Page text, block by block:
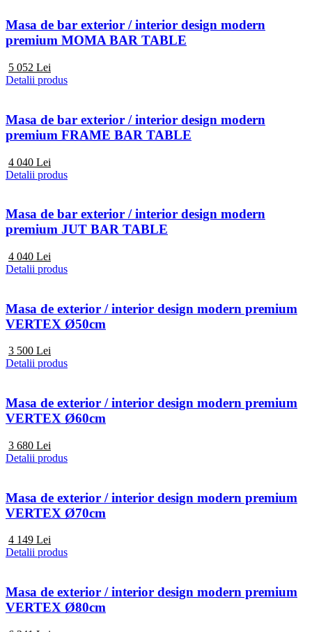
Masa de bar exterior / interior design modern
premium MOMA BAR TABLE
5 052 Lei
Detalii produs
Masa de bar exterior / interior design modern
premium FRAME BAR TABLE
4 040 Lei
Detalii produs
Masa de bar exterior / interior design modern
premium JUT BAR TABLE
4 040 Lei
Detalii produs
Masa de exterior / interior design modern premium
VERTEX Ø50cm
3 500 Lei
Detalii produs
Masa de exterior / interior design modern premium
VERTEX Ø60cm
3 680 Lei
Detalii produs
Masa de exterior / interior design modern premium
VERTEX Ø70cm
4 149 Lei
Detalii produs
Masa de exterior / interior design modern premium
VERTEX Ø80cm